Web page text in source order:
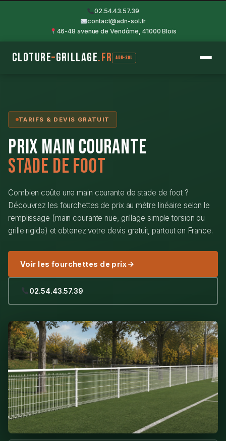
02.54.43.57.39
contact@adn-sol.fr
46-48 avenue de Vendôme, 41000 Blois
Cloture–Grillage.fr ADN-SOL
TARIFS & DEVIS GRATUIT
Prix Main Courante
Stade de Foot
Combien coûte une main courante de stade de foot ?
Découvrez les fourchettes de prix au mètre linéaire selon le
remplissage (main courante nue, grillage simple torsion ou
grille rigide) et obtenez votre devis gratuit, partout en France.
Voir les fourchettes de prix
02.54.43.57.39